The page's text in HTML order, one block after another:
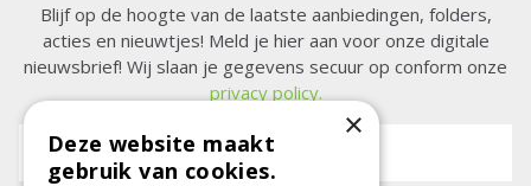
Blijf op de hoogte van de laatste aanbiedingen, folders,
acties en nieuwtjes! Meld je hier aan voor onze digitale
nieuwsbrief! Wij slaan je gegevens secuur op conform onze
privacy policy.
E-mailadres:
×
Deze website maakt
gebruik van cookies.